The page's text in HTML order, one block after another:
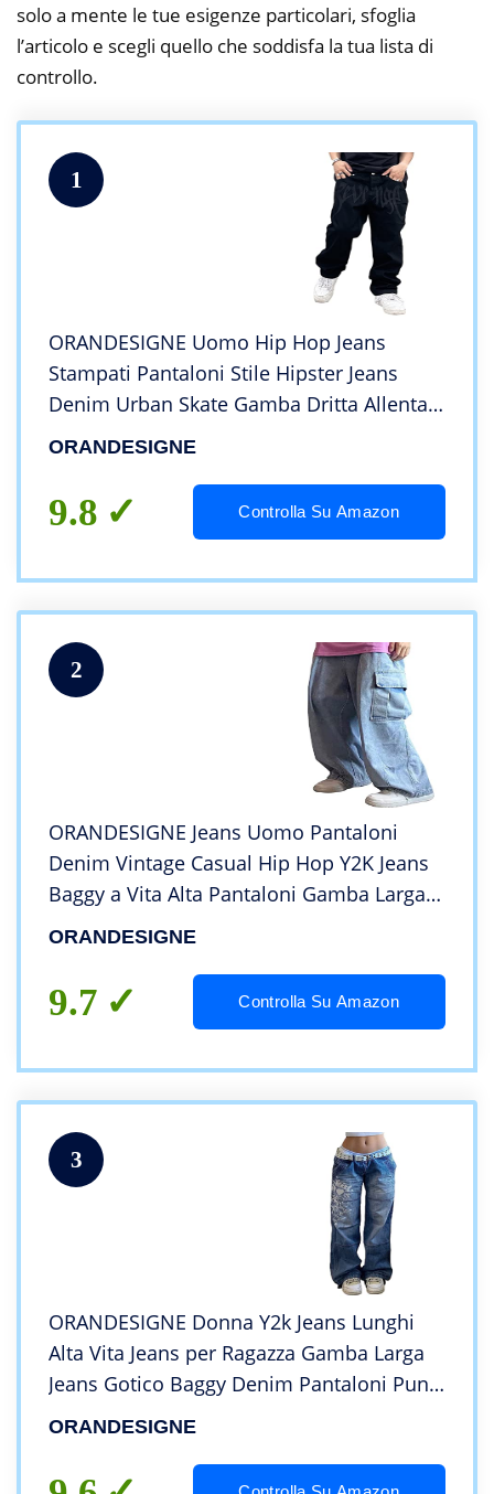
solo a mente le tue esigenze particolari, sfoglia
l’articolo e scegli quello che soddisfa la tua lista di
controllo.
1
ORANDESIGNE Uomo Hip Hop Jeans
Stampati Pantaloni Stile Hipster Jeans
Denim Urban Skate Gamba Dritta Allentata
per Adolescenti Vintage Harajuku Jeans
ORANDESIGNE
9.8 Controlla Su Amazon
2
ORANDESIGNE Jeans Uomo Pantaloni
Denim Vintage Casual Hip Hop Y2K Jeans
Baggy a Vita Alta Pantaloni Gamba Larga
Straight Pantaloni Harajuku Ragazzo
ORANDESIGNE
9.7 Controlla Su Amazon
3
ORANDESIGNE Donna Y2k Jeans Lunghi
Alta Vita Jeans per Ragazza Gamba Larga
Jeans Gotico Baggy Denim Pantaloni Punk
Sciolti Pantaloni Diritti E-Girl Streetwear A
ORANDESIGNE